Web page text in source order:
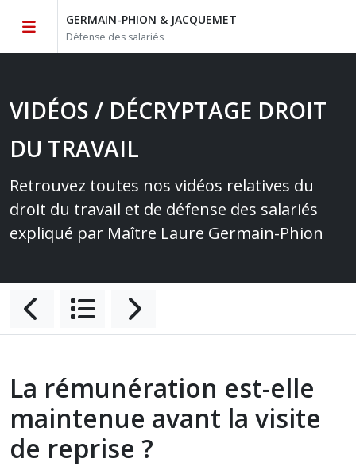
GERMAIN-PHION & JACQUEMET
Défense des salariés
VIDÉOS / DÉCRYPTAGE DROIT
DU TRAVAIL
Retrouvez toutes nos vidéos relatives du
droit du travail et de défense des salariés
expliqué par Maître Laure Germain-Phion
La rémunération est-elle
maintenue avant la visite
de reprise ?